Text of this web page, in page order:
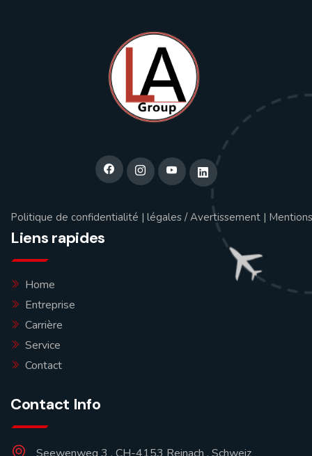
Politique de confidentialité | légales / Avertissement |
Liens rapides
Home
Entreprise
Carrière
Service
Contact
Contact Info
Seewenweg 3 , CH-4153 Reinach , Schweiz